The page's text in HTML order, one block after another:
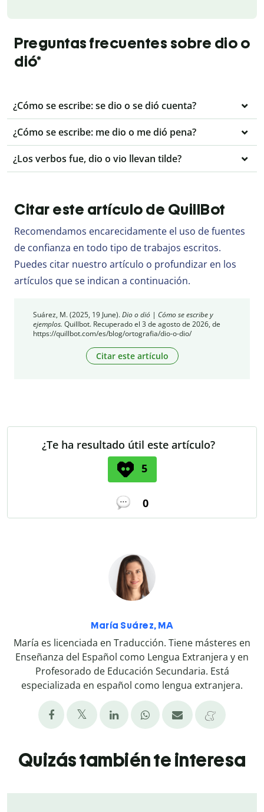
Preguntas frecuentes sobre dio o
dió*
¿Cómo se escribe: se dio o se dió cuenta?
¿Cómo se escribe: me dio o me dió pena?
¿Los verbos fue, dio o vio llevan tilde?
Citar este artículo de QuillBot
Recomendamos encarecidamente el uso de fuentes
de confianza en todo tipo de trabajos escritos.
Puedes citar nuestro artículo o profundizar en los
artículos que se indican a continuación.
Suárez, M. (2025, 19 June).Dio o dió | Cómo se escribe y
ejemplos. Quillbot. Recuperado el 3 de agosto de 2026, de
https://quillbot.com/es/blog/ortografia/dio-o-dio/
Citar este artículo
¿Te ha resultado útil este artículo?
5
0
María Suárez, MA
María es licenciada en Traducción. Tiene másteres en
Enseñanza del Español como Lengua Extranjera y en
Profesorado de Educación Secundaria. Está
especializada en español como lengua extranjera.
Quizás también te interesa